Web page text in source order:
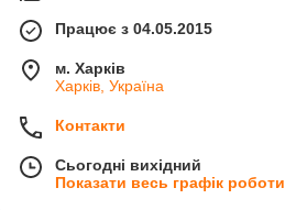
Працює з 04.05.2015
м. Харків
Харків, Україна
Контакти
Сьогодні вихідний
Показати весь графік роботи